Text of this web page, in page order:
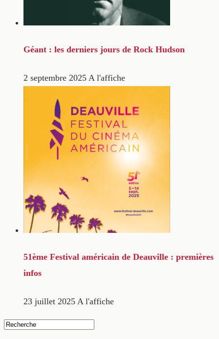
Géant : les derniers jours de Rock Hudson
2 septembre 2025 A l'affiche
51ème Festival américain de Deauville : premières
infos
23 juillet 2025 A l'affiche